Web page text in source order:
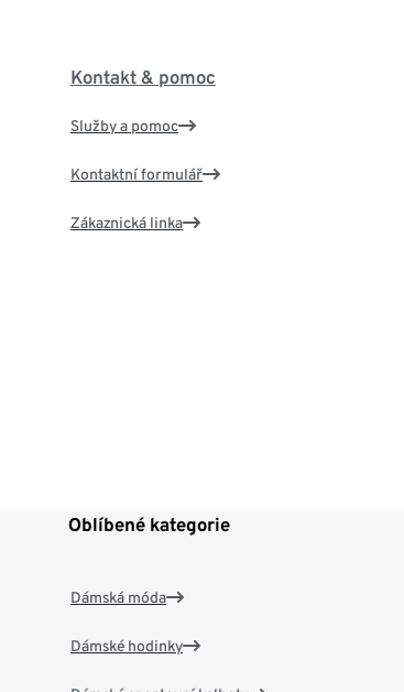
Kontakt & pomoc
Služby a pomoc
Kontaktní formulář
Zákaznická linka
Oblíbené kategorie
Dámská móda
Dámské hodinky